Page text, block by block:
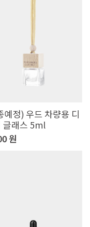
예정) 우드 차량용 디
글래스 5ml
원